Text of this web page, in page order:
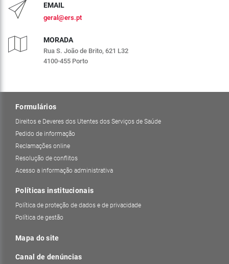
EMAIL
geral@ers.pt
MORADA
Rua S. João de Brito, 621 L32
4100-455 Porto
Formulários
Direitos e Deveres dos Utentes dos Serviços de Saúde
Pedido de informação
Reclamações online
Resolução de conflitos
Acesso a informação administrativa
Políticas institucionais
Política de proteção de dados e de privacidade
Política de gestão
Mapa do site
Canal de denúncias